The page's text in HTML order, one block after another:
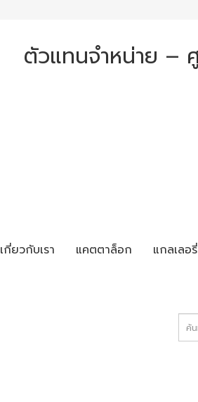
ตัวแทนจำหน่าย –
เกี่ยวกับเรา แคตตาล็อก แกลเลอรี่